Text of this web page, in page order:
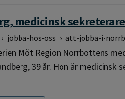
medicinsk sekreterare
› jobba-hos-oss › att-jobba-i-
Möt Region Norrbottens
39 år. Hon är